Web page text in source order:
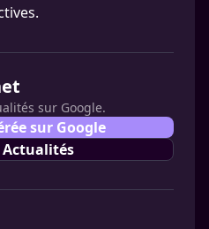
sur Google.
sur Google
Actualités